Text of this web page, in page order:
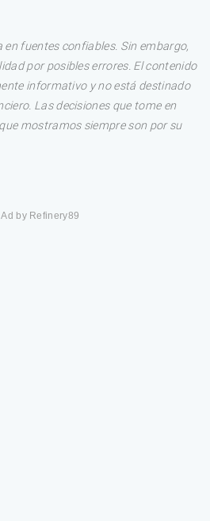
fuentes confiables. Sin embargo,
por posibles errores. El contenido
informativo y no está destinado
Las decisiones que tome en
mostramos siempre son por su
by Refinery89